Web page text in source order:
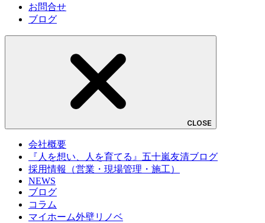
お問合せ
ブログ
CLOSE
会社概要
『人を想い、人を育てる』五十嵐友清ブログ
採用情報（営業・現場管理・施工）
NEWS
ブログ
コラム
マイホーム外壁リノベ